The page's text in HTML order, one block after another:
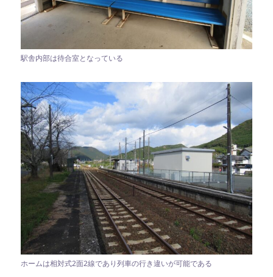
駅舎内部は待合室となっている
ホームは相対式2面2線であり列車の行き違いが可能である